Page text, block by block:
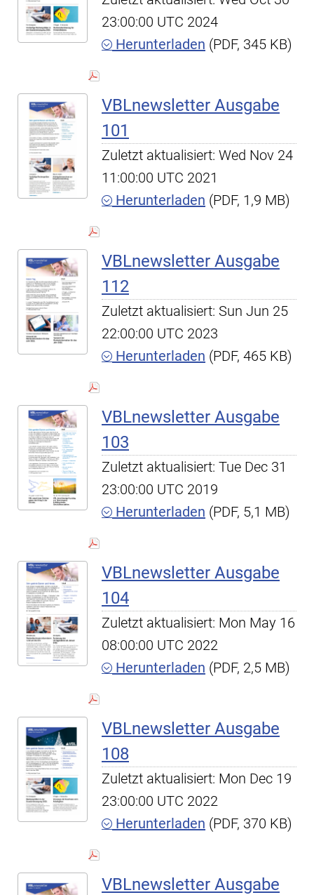
23:00:00 UTC 2024
Herunterladen (PDF, 345 KB)
VBLnewsletter Ausgabe
101
Zuletzt aktualisiert: Wed Nov 24
11:00:00 UTC 2021
Herunterladen (PDF, 1,9 MB)
VBLnewsletter Ausgabe
112
Zuletzt aktualisiert: Sun Jun 25
22:00:00 UTC 2023
Herunterladen (PDF, 465 KB)
VBLnewsletter Ausgabe
103
Zuletzt aktualisiert: Tue Dec 31
23:00:00 UTC 2019
Herunterladen (PDF, 5,1 MB)
VBLnewsletter Ausgabe
104
Zuletzt aktualisiert: Mon May 16
08:00:00 UTC 2022
Herunterladen (PDF, 2,5 MB)
VBLnewsletter Ausgabe
108
Zuletzt aktualisiert: Mon Dec 19
23:00:00 UTC 2022
Herunterladen (PDF, 370 KB)
VBLnewsletter Ausgabe